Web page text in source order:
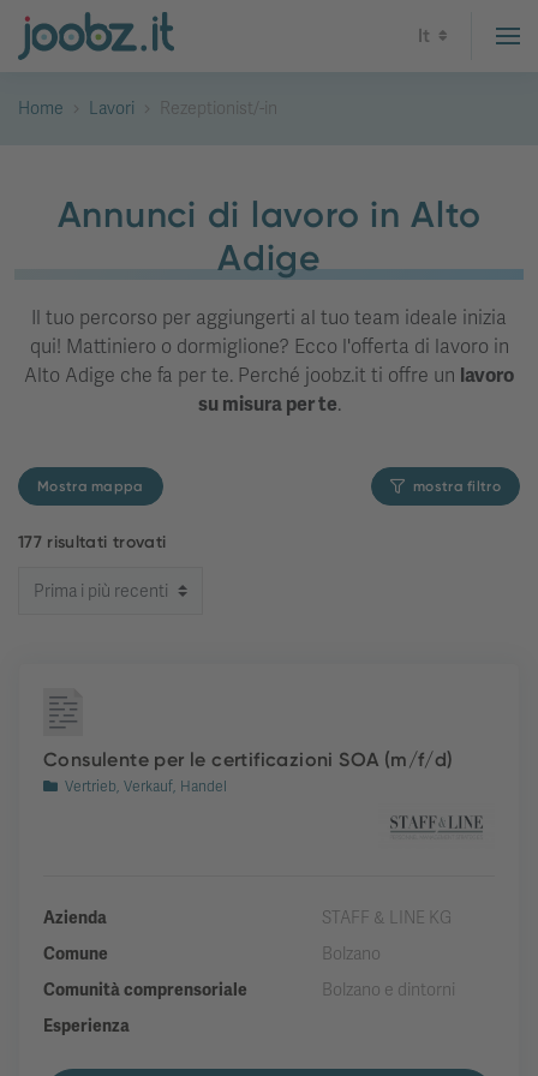
It
Home Lavori Rezeptionist/-in
Annunci di lavoro in Alto
Adige
Il tuo percorso per aggiungerti al tuo team ideale inizia
qui! Mattiniero o dormiglione? Ecco l'offerta di lavoro in
Alto Adige che fa per te. Perché joobz.it ti offre un lavoro
su misura per te.
Mostra mappa mostra filtro
177 risultati trovati
Consulente per le certificazioni SOA (m/f/d)
Vertrieb, Verkauf, Handel
Azienda
STAFF & LINE KG
Comune
Bolzano
Comunità comprensoriale
Bolzano e dintorni
Esperienza